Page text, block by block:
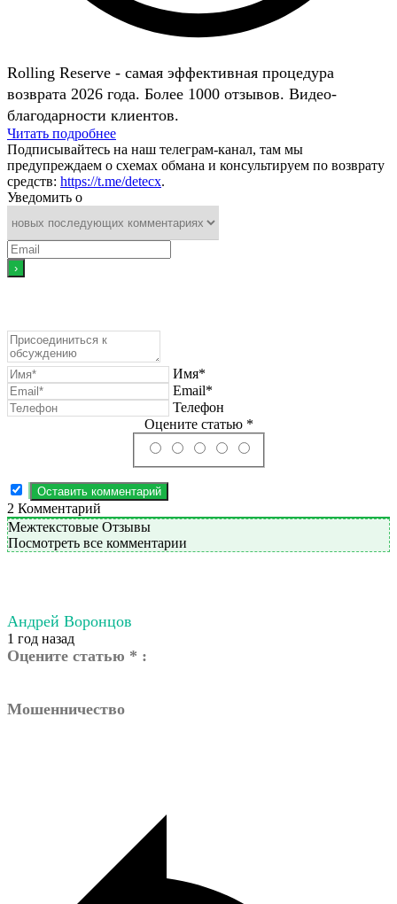
Rolling Reserve - самая эффективная процедура
возврата 2026 года. Более 1000 отзывов. Видео-
благодарности клиентов.
Читать подробнее
Подписывайтесь на наш телеграм-канал, там мы
предупреждаем о схемах обмана и консультируем по возврату
средств: https://t.me/detecx.
Уведомить о
Имя*
Email*
Телефон
Оцените статью *
2 Комментарий
Межтекстовые Отзывы
Посмотреть все комментарии
Андрей Воронцов
1 год назад
Оцените статью * :
Мошенничество